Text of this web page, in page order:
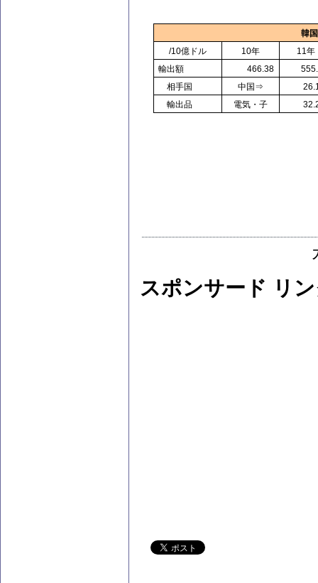
韓
/10億ドル 10年 11年
輸出額
466.38
相手国
中国⇒
輸出品
電気・子
スポンサード リ